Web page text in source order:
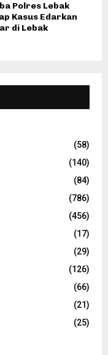
Polres Lebak
Kasus Edarkan
di Lebak
(58)
(140)
(84)
(786)
(456)
(17)
(29)
(126)
(66)
(21)
(25)